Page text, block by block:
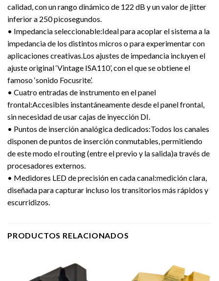
calidad, con un rango dinámico de 122 dB y un valor de jitter
inferior a 250 picosegundos.
• Impedancia seleccionable:Ideal para acoplar el sistema a la
impedancia de los distintos micros o para experimentar con
aplicaciones creativas.Los ajustes de impedancia incluyen el
ajuste original ‘Vintage ISA110’, con el que se obtiene el
famoso ‘sonido Focusrite’.
• Cuatro entradas de instrumento en el panel
frontal:Accesibles instantáneamente desde el panel frontal,
sin necesidad de usar cajas de inyección DI.
• Puntos de inserción analógica dedicados:Todos los canales
disponen de puntos de inserción conmutables, permitiendo
de este modo el routing (entre el previo y la salida)a través de
procesadores externos.
• Medidores LED de precisión en cada canal:medición clara,
diseñada para capturar incluso los transitorios más rápidos y
escurridizos.
PRODUCTOS RELACIONADOS